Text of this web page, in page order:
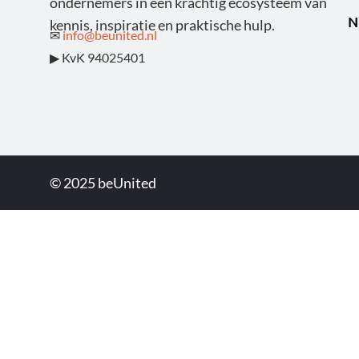
kennis, inspiratie en praktische hulp.
✉info@beunited.nl
▶ KvK 94025401
© 2025 beUnited